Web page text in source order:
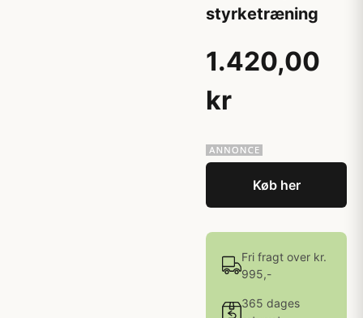
styrketræning
1.420,00
kr
Køb her
Fri fragt over kr.
995,-
365 dages